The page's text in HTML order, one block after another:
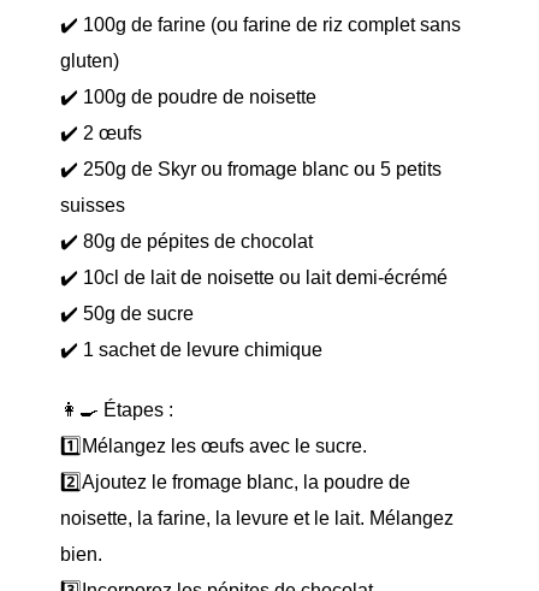
✔️ 100g de farine (ou farine de riz complet sans
gluten)
✔️ 100g de poudre de noisette
✔️ 2 œufs
✔️ 250g de Skyr ou fromage blanc ou 5 petits
suisses
✔️ 80g de pépites de chocolat
✔️ 10cl de lait de noisette ou lait demi-écrémé
✔️ 50g de sucre
✔️ 1 sachet de levure chimique
👩‍🍳 Étapes :
1️⃣Mélangez les œufs avec le sucre.
2️⃣Ajoutez le fromage blanc, la poudre de
noisette, la farine, la levure et le lait. Mélangez
bien.